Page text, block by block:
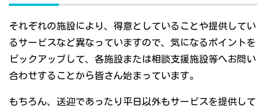
それぞれの施設により、得意としていることや提供してい
るサービスなど異なっていますので、気になるポイントを
ピックアップして、各施設または相談支援施設等へお問い
合わせすることから皆さん始まっています。
もちろん、送迎であったり平日以外もサービスを提供して